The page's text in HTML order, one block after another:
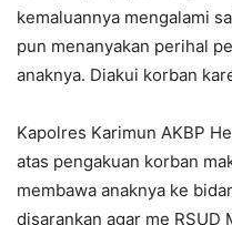
kemaluannya mengalami
pun menanyakan perihal
anaknya. Diakui korban
Kapolres Karimun AKBP
atas pengakuan korban
membawa anaknya ke
disarankan agar me RSUD